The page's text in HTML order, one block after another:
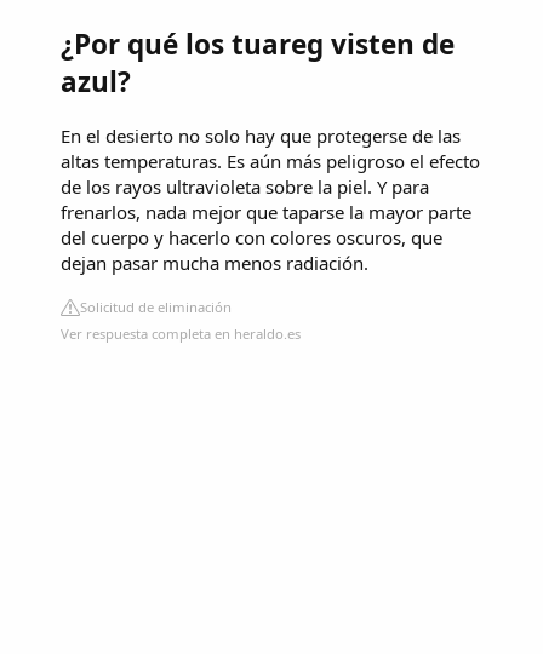
¿Por qué los tuareg visten de
azul?
En el desierto no solo hay que protegerse de las
altas temperaturas. Es aún más peligroso el efecto
de los rayos ultravioleta sobre la piel. Y para
frenarlos, nada mejor que taparse la mayor parte
del cuerpo y hacerlo con colores oscuros, que
dejan pasar mucha menos radiación.
Solicitud de eliminación
Ver respuesta completa en heraldo.es